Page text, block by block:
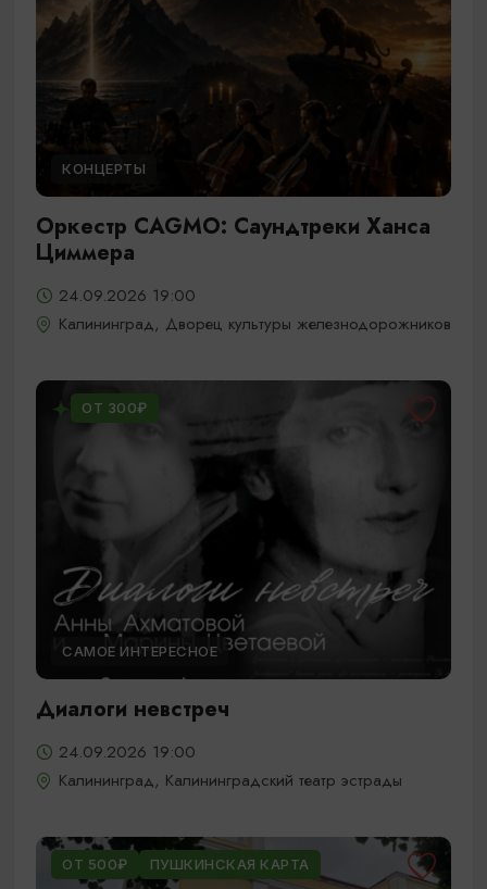
КОНЦЕРТЫ
Оркестр CAGMO: Саундтреки Ханса
Циммера
24.09.2026 19:00
Калининград, Дворец культуры железнодорожников
ОТ 300₽
САМОЕ ИНТЕРЕСНОЕ
Диалоги невстреч
24.09.2026 19:00
Калининград, Калининградский театр эстрады
ОТ 500₽ ПУШКИНСКАЯ КАРТА